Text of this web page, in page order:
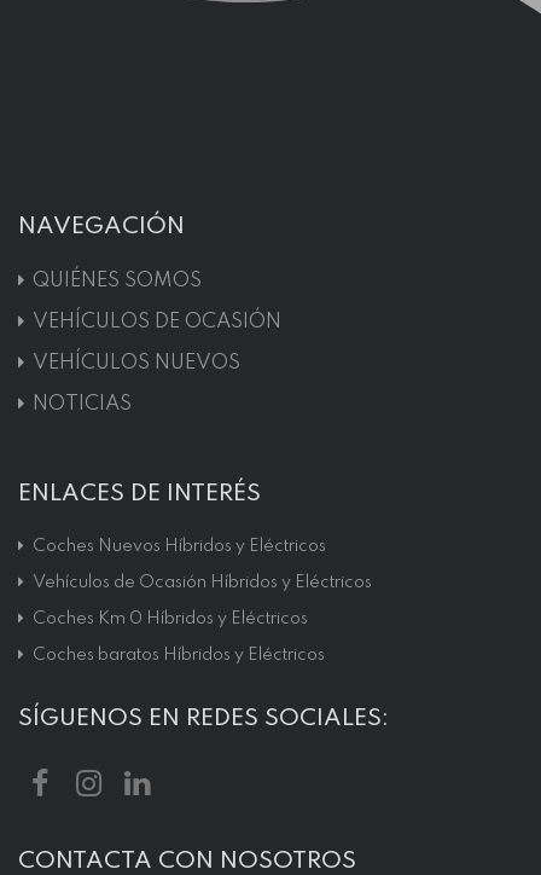
NAVEGACIÓN
QUIÉNES SOMOS
VEHÍCULOS DE OCASIÓN
VEHÍCULOS NUEVOS
NOTICIAS
ENLACES DE INTERÉS
Coches Nuevos Híbridos y Eléctricos
Vehículos de Ocasión Híbridos y Eléctricos
Coches Km 0 Híbridos y Eléctricos
Coches baratos Híbridos y Eléctricos
SÍGUENOS EN REDES SOCIALES:
CONTACTA CON NOSOTROS